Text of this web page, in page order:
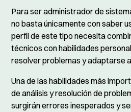
Para ser administrador de
no basta únicamente con saber
perfil de este tipo necesita
técnicos con habilidades
resolver problemas y adaptarse
Una de las habilidades más
de análisis y resolución de
surgirán errores inesperados y